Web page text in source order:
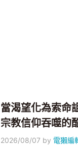
當渴望化為索
宗教信仰吞噬的
2026/08/07 by 電獺編